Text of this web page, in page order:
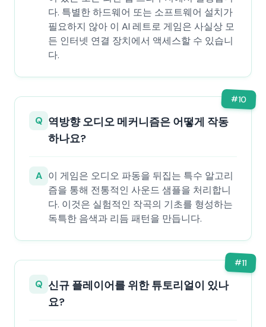
다. 특별한 하드웨어 또는 소프트웨어 설치가
필요하지 않아 이 AI 레트로 게임은 사실상 모
든 인터넷 연결 장치에서 액세스할 수 있습니
다.
#10
Q 역방향 오디오 메커니즘은 어떻게 작동
하나요?
A 이 게임은 오디오 파동을 뒤집는 특수 알고리
즘을 통해 전통적인 사운드 샘플을 처리합니
다. 이것은 실험적인 작곡의 기초를 형성하는
독특한 음색과 리듬 패턴을 만듭니다.
#11
Q 신규 플레이어를 위한 튜토리얼이 있나
요?